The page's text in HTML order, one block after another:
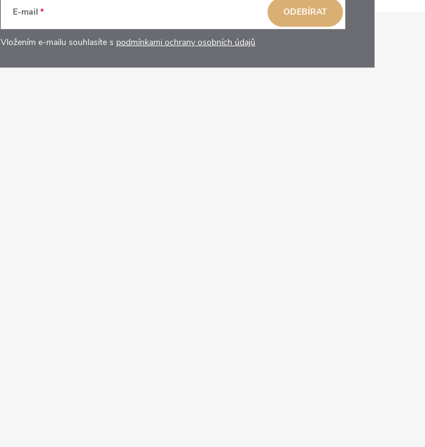
E-mail
Vložením e-mailu souhlasíte s podmínkami ochrany osobních údajů
ODEBÍRAT